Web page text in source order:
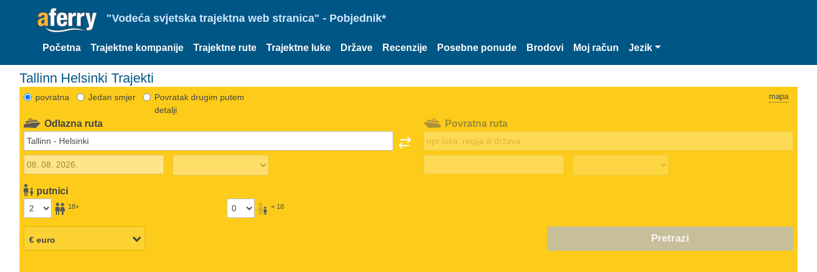
"Vodeća svjetska trajektna web stranica" - Pobjednik*
Početna Trajektne kompanije Trajektne rute Trajektne luke Države Recenzije Posebne ponude Brodovi Moj račun Jezik
Tallinn Helsinki Trajekti
povratna Jedan smjer
Povratak drugim putem
detalji
mapa
Odlazna ruta
putnici
18+ < 18
Povratna ruta
Pretrazi